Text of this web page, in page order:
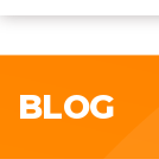
BLOG